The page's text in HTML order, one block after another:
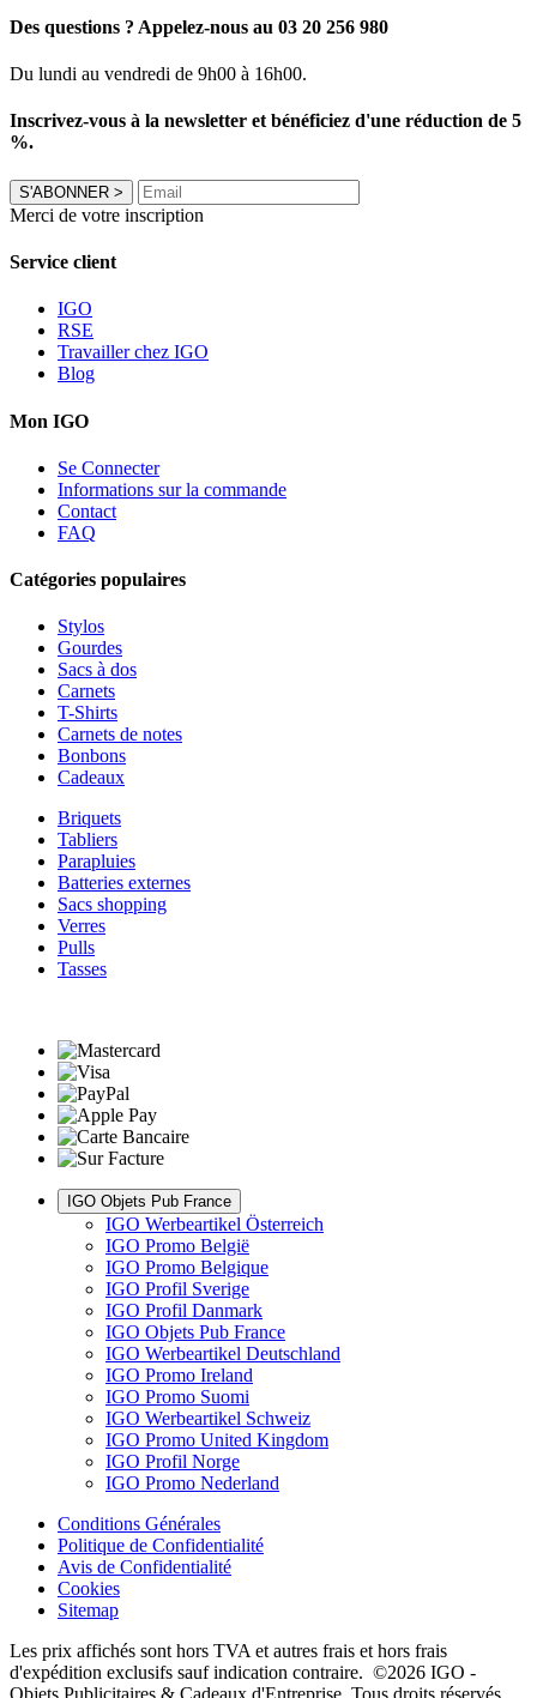
Des questions ? Appelez-nous au 03 20 256 980
Du lundi au vendredi de 9h00 à 16h00.
Inscrivez-vous à la newsletter et bénéficiez d'une réduction de 5
%.
S'ABONNER >
Merci de votre inscription
Service client
IGO
RSE
Travailler chez IGO
Blog
Mon IGO
Se Connecter
Informations sur la commande
Contact
FAQ
Catégories populaires
Stylos
Gourdes
Sacs à dos
Carnets
T-Shirts
Carnets de notes
Bonbons
Cadeaux
Briquets
Tabliers
Parapluies
Batteries externes
Sacs shopping
Verres
Pulls
Tasses
IGO Objets Pub France
IGO Werbeartikel Österreich
IGO Promo België
IGO Promo Belgique
IGO Profil Sverige
IGO Profil Danmark
IGO Objets Pub France
IGO Werbeartikel Deutschland
IGO Promo Ireland
IGO Promo Suomi
IGO Werbeartikel Schweiz
IGO Promo United Kingdom
IGO Profil Norge
IGO Promo Nederland
Conditions Générales
Politique de Confidentialité
Avis de Confidentialité
Cookies
Sitemap
Les prix affichés sont hors TVA et autres frais et hors frais
d'expédition exclusifs sauf indication contraire. ©2026 IGO -